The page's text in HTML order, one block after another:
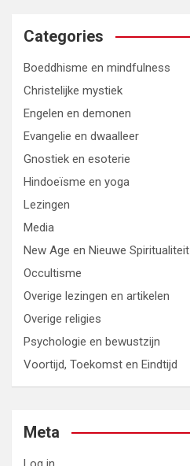
Categories
Boeddhisme en mindfulness
Christelijke mystiek
Engelen en demonen
Evangelie en dwaalleer
Gnostiek en esoterie
Hindoeïsme en yoga
Lezingen
Media
New Age en Nieuwe Spiritualiteit
Occultisme
Overige lezingen en artikelen
Overige religies
Psychologie en bewustzijn
Voortijd, Toekomst en Eindtijd
Meta